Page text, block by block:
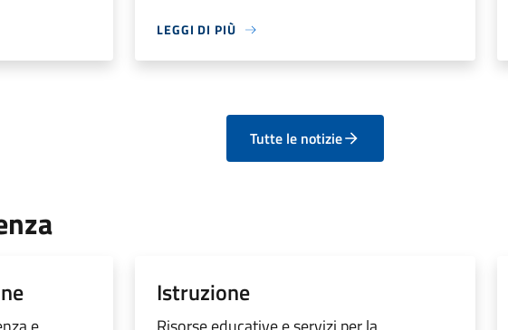
LEGGI DI PIÙ
Tutte le notizie
Istruzione